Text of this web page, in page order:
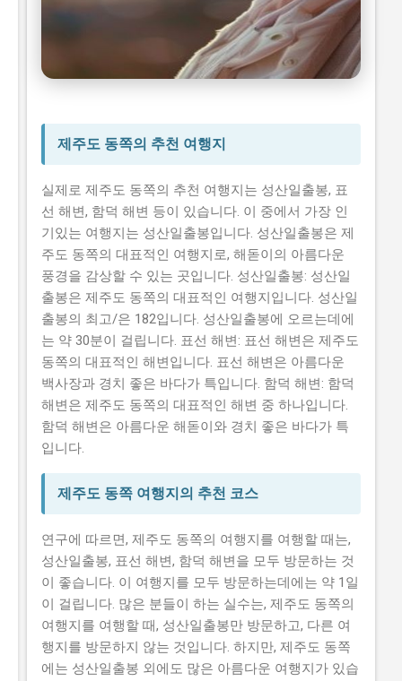
시니어 건강 정보
제주도 동쪽의 추천 여행지
실제로 제주도 동쪽의 추천 여행지는 성산일출봉, 표
선 해변, 함덕 해변 등이 있습니다. 이 중에서 가장 인
기있는 여행지는 성산일출봉입니다. 성산일출봉은 제
주도 동쪽의 대표적인 여행지로, 해돋이의 아름다운
풍경을 감상할 수 있는 곳입니다. 성산일출봉: 성산일
출봉은 제주도 동쪽의 대표적인 여행지입니다. 성산일
출봉의 최고/은 182입니다. 성산일출봉에 오르는데에
는 약 30분이 걸립니다. 표선 해변: 표선 해변은 제주도
동쪽의 대표적인 해변입니다. 표선 해변은 아름다운
백사장과 경치 좋은 바다가 특입니다. 함덕 해변: 함덕
해변은 제주도 동쪽의 대표적인 해변 중 하나입니다.
함덕 해변은 아름다운 해돋이와 경치 좋은 바다가 특
입니다.
제주도 동쪽 여행지의 추천 코스
연구에 따르면, 제주도 동쪽의 여행지를 여행할 때는,
성산일출봉, 표선 해변, 함덕 해변을 모두 방문하는 것
이 좋습니다. 이 여행지를 모두 방문하는데에는 약 1일
이 걸립니다. 많은 분들이 하는 실수는, 제주도 동쪽의
여행지를 여행할 때, 성산일출봉만 방문하고, 다른 여
행지를 방문하지 않는 것입니다. 하지만, 제주도 동쪽
에는 성산일출봉 외에도 많은 아름다운 여행지가 있습